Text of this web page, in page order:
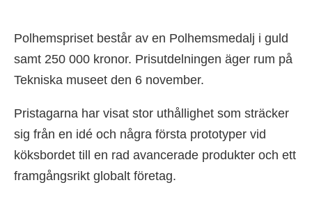
Polhemspriset består av en Polhemsmedalj i guld
samt 250 000 kronor. Prisutdelningen äger rum på
Tekniska museet den 6 november.
Pristagarna har visat stor uthållighet som sträcker
sig från en idé och några första prototyper vid
köksbordet till en rad avancerade produkter och ett
framgångsrikt globalt företag.